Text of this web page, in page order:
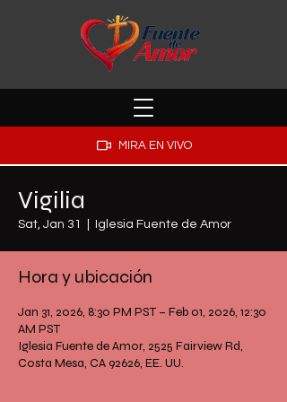
MIRA EN VIVO
Vigilia
Sat, Jan 31 Iglesia Fuente de Amor
Hora y ubicación
Jan 31, 2026, 8:30 PM PST – Feb 01, 2026, 12:30
AM PST
Iglesia Fuente de Amor, 2525 Fairview Rd,
Costa Mesa, CA 92626, EE. UU.